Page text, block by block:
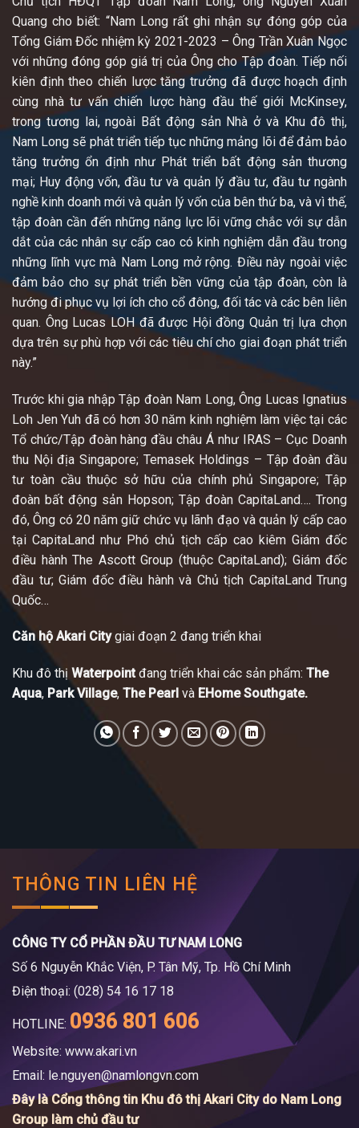
Quang cho biết: “Nam Long rất ghi nhận sự đóng góp của
Tổng Giám Đốc nhiệm kỳ 2021-2023 – Ông Trần Xuân Ngọc
với những đóng góp giá trị của Ông cho Tập đoàn. Tiếp nối
kiên định theo chiến lược tăng trưởng đã được hoạch định
cùng nhà tư vấn chiến lược hàng đầu thế giới McKinsey,
trong tương lai, ngoài Bất động sản Nhà ở và Khu đô thị,
Nam Long sẽ phát triển tiếp tục những mảng lõi để đảm bảo
tăng trưởng ổn định như Phát triển bất động sản thương
mại; Huy động vốn, đầu tư và quản lý đầu tư, đầu tư ngành
nghề kinh doanh mới và quản lý vốn của bên thứ ba, và vì thế,
tập đoàn cần đến những năng lực lõi vững chắc với sự dẫn
dắt của các nhân sự cấp cao có kinh nghiệm dẫn đầu trong
những lĩnh vực mà Nam Long mở rộng. Điều này ngoài việc
đảm bảo cho sự phát triển bền vững của tập đoàn, còn là
hướng đi phục vụ lợi ích cho cổ đông, đối tác và các bên liên
quan. Ông Lucas LOH đã được Hội đồng Quản trị lựa chọn
dựa trên sự phù hợp với các tiêu chí cho giai đoạn phát triển
này.”
Trước khi gia nhập Tập đoàn Nam Long, Ông Lucas Ignatius
Loh Jen Yuh đã có hơn 30 năm kinh nghiệm làm việc tại các
Tổ chức/Tập đoàn hàng đầu châu Á như IRAS – Cục Doanh
thu Nội địa Singapore; Temasek Holdings – Tập đoàn đầu
tư toàn cầu thuộc sở hữu của chính phủ Singapore; Tập
đoàn bất động sản Hopson; Tập đoàn CapitaLand…. Trong
đó, Ông có 20 năm giữ chức vụ lãnh đạo và quản lý cấp cao
tại CapitaLand như Phó chủ tịch cấp cao kiêm Giám đốc
điều hành The Ascott Group (thuộc CapitaLand); Giám đốc
đầu tư; Giám đốc điều hành và Chủ tịch CapitaLand Trung
Quốc…​
Căn hộ Akari Citygiai đoạn 2 đang triển khai
Khu đô thị Waterpointđang triển khai các sản phẩm: The
Aqua, Park Village, The Pearl và EHome Southgate.
THÔNG TIN LIÊN HỆ
CÔNG TY CỔ PHẦN ĐẦU TƯ NAM LONG
Số 6 Nguyễn Khắc Viện, P. Tân Mỹ, Tp. Hồ Chí Minh
Điện thoại: (028) 54 16 17 18
HOTLINE: 0936 801 606
Website: www.akari.vn
Email: le.nguyen@namlongvn.com
Đây là Cổng thông tin Khu đô thị Akari City do Nam Long
Group làm chủ đầu tư